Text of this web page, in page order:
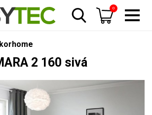
0
2 160 sivá